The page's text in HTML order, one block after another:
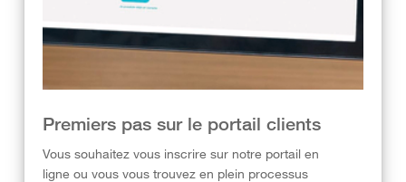
Premiers pas sur le portail clients
Vous souhaitez vous inscrire sur notre portail en
ligne ou vous vous trouvez en plein processus